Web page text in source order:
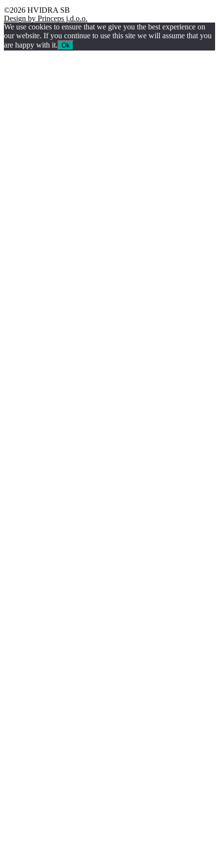
©2026 HVIDRA SB
Design by Princeps j.d.o.o.
We use cookies to ensure that we give you the best experience on
our website. If you continue to use this site we will assume that you
are happy with it. Ok